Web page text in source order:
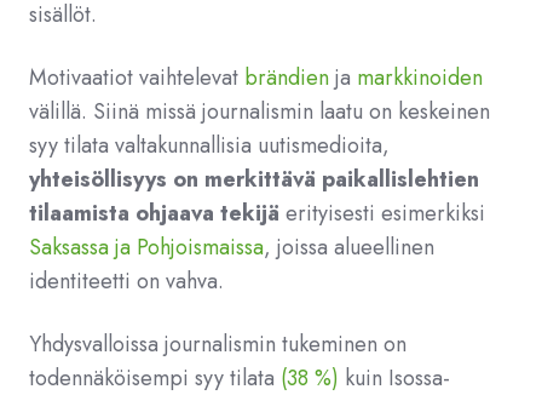
sisällöt.
Motivaatiot vaihtelevat brändienja markkinoiden
välillä. Siinä missä journalismin laatu on keskeinen
syy tilata valtakunnallisia uutismedioita,
yhteisöllisyys on merkittävä paikallislehtien
tilaamista ohjaava tekijä erityisesti esimerkiksi
Saksassa ja Pohjoismaissa, joissa alueellinen
identiteetti on vahva.
Yhdysvalloissa journalismin tukeminen on
todennäköisempi syy tilata (38 %) kuin Isossa-